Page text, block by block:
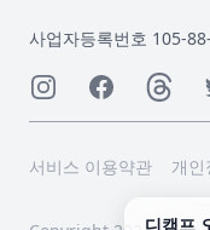
사업자등록번호 105-
InstagramFacebook
서비스 이용약관 개인
디캠프